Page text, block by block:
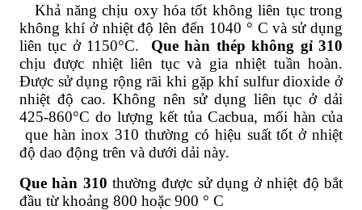
Khả năng chịu oxy hóa tốt không liên tục trong
không khí ở nhiệt độ lên đến 1040 ° C và sử dụng
liên tục ở 1150°C. Que hàn thép không gỉ 310
chịu được nhiệt liên tục và gia nhiệt tuần hoàn.
Được sử dụng rộng rãi khi gặp khí sulfur dioxide ở
nhiệt độ cao. Không nên sử dụng liên tục ở dải
425-860°C do lượng kết tủa Cacbua, mối hàn của
que hàn inox 310 thường có hiệu suất tốt ở nhiệt
độ dao động trên và dưới dải này.
Que hàn 310 thường được sử dụng ở nhiệt độ bắt
đầu từ khoảng 800 hoặc 900 ° C